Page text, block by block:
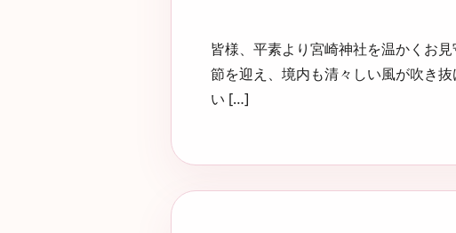
皆様、平素より宮崎神社を温かくお
節を迎え、境内も清々しい風が吹き
い […]